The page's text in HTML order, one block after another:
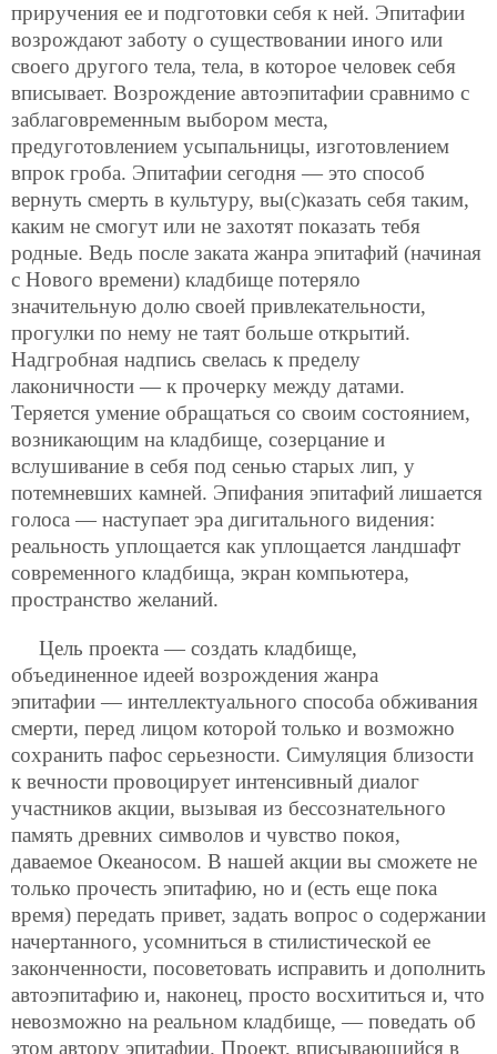
приручения ее и подготовки себя к ней. Эпитафии
возрождают заботу о существовании иного или
своего другого тела, тела, в которое человек себя
вписывает. Возрождение автоэпитафии сравнимо с
заблаговременным выбором места,
предуготовлением усыпальницы, изготовлением
впрок гроба. Эпитафии сегодня — это способ
вернуть смерть в культуру, вы(с)казать себя таким,
каким не смогут или не захотят показать тебя
родные. Ведь после заката жанра эпитафий (начиная
с Нового времени) кладбище потеряло
значительную долю своей привлекательности,
прогулки по нему не таят больше открытий.
Надгробная надпись свелась к пределу
лаконичности — к прочерку между датами.
Теряется умение обращаться со своим состоянием,
возникающим на кладбище, созерцание и
вслушивание в себя под сенью старых лип, у
потемневших камней. Эпифания эпитафий лишается
голоса — наступает эра дигитального видения:
реальность уплощается как уплощается ландшафт
современного кладбища, экран компьютера,
пространство желаний.
Цель проекта — создать кладбище,
объединенное идеей возрождения жанра
эпитафии — интеллектуального способа обживания
смерти, перед лицом которой только и возможно
сохранить пафос серьезности. Симуляция близости
к вечности провоцирует интенсивный диалог
участников акции, вызывая из бессознательного
память древних символов и чувство покоя,
даваемое Океаносом. В нашей акции вы сможете не
только прочесть эпитафию, но и (есть еще пока
время) передать привет, задать вопрос о содержании
начертанного, усомниться в стилистической ее
законченности, посоветовать исправить и дополнить
автоэпитафию и, наконец, просто восхититься и, что
невозможно на реальном кладбище, — поведать об
этом автору эпитафии. Проект, вписывающийся в